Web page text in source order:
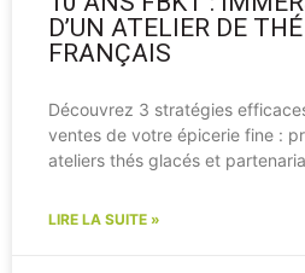
D’UN ATELIER DE
FRANÇAIS
Découvrez 3 stratégies
ventes de votre épicerie fine :
ateliers thés glacés et
LIRE LA SUITE »